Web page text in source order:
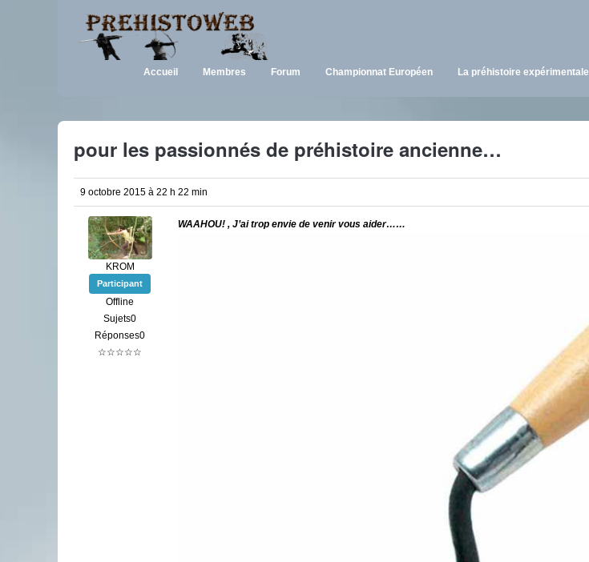
Accueil Membres Forum Championnat Européen La préhistoire expérimentale
pour les passionnés de préhistoire ancienne…
9 octobre 2015 à 22 h 22 min
KROM
Participant
Offline
Sujets0
Réponses0
☆☆☆☆☆
WAAHOU! , J’ai trop envie de venir vous aider……